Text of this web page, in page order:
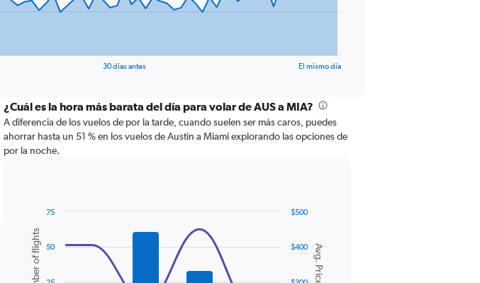
30 días antes El mismo día
¿Cuál es la hora más barata del día para volar de AUS a MIA?
A diferencia de los vuelos de por la tarde, cuando suelen ser más caros, puedes
ahorrar hasta un 51 % en los vuelos de Austin a Miami explorando las opciones de
por la noche.
Combination
chart
with
data
Chart
graphic.
Avg. Price
Number of flights $400
$500
50
75